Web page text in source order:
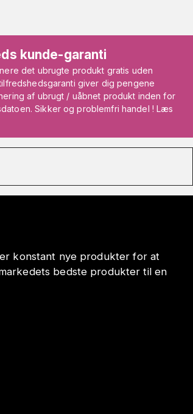
kunde-garanti
det ubrugte produkt gratis uden
giver dig pengene
af ubrugt / uåbnet produkt inden for
Sikker og problemfri handel ! Læs
konstant nye produkter for at
bedste produkter til en